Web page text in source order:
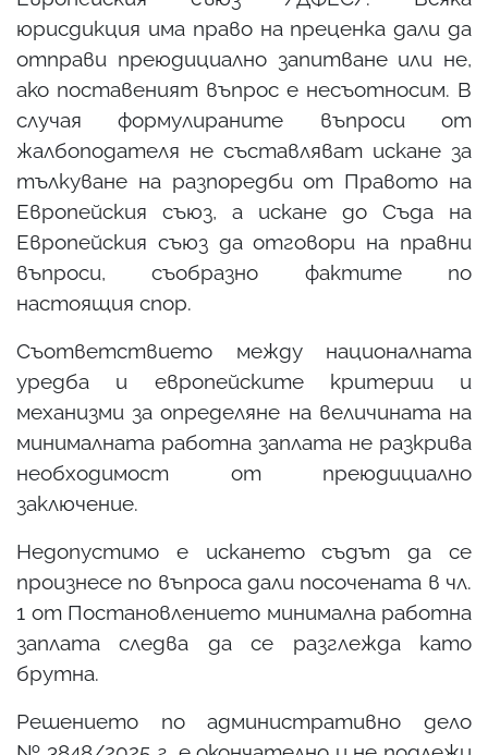
юрисдикция има право на преценка дали да
отправи преюдициално запитване или не,
ако поставеният въпрос е несъотносим. В
случая формулираните въпроси от
жалбоподателя не съставляват искане за
тълкуване на разпоредби от Правото на
Европейския съюз, а искане до Съда на
Европейския съюз да отговори на правни
въпроси, съобразно фактите по
настоящия спор.
Съответствието между националната
уредба и европейските критерии и
механизми за определяне на величината на
минималната работна заплата не разкрива
необходимост от преюдициално
заключение.
Недопустимо е искането съдът да се
произнесе по въпроса дали посочената в чл.
1 от Постановлението минимална работна
заплата следва да се разглежда като
брутна.
Решението по административно дело